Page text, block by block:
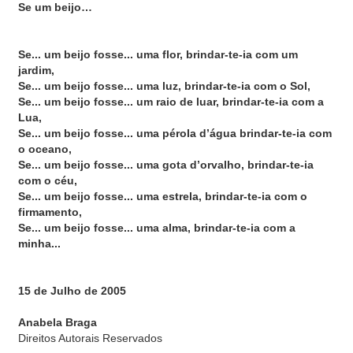
Se um beijo…
Se... um beijo fosse... uma flor, brindar-te-ia com um
jardim,
Se... um beijo fosse... uma luz, brindar-te-ia com o Sol,
Se... um beijo fosse... um raio de luar, brindar-te-ia com a
Lua,
Se... um beijo fosse... uma pérola d’água brindar-te-ia com
o oceano,
Se... um beijo fosse... uma gota d’orvalho, brindar-te-ia
com o céu,
Se... um beijo fosse... uma estrela, brindar-te-ia com o
firmamento,
Se... um beijo fosse... uma alma, brindar-te-ia com a
minha...
15 de Julho de 2005
Anabela Braga
Direitos Autorais Reservados